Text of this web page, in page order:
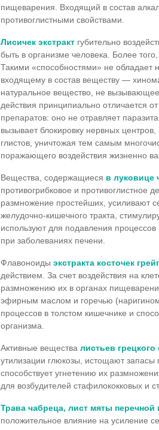
пищеварения. Входящий в состав
противоглистными свойствами.
Лисичек экстракт губительно
быть в организме человека. Более
Такими «способностями» не обладает
входящему в состав веществу —
натуральное вещество, не
действия принципиально отличается
препаратов: оно не отравляет
вызывает блокировку нервных
глистов, уничтожая тем самым
поражающего воздействия жизненно
Вещества, содержащиеся в луковице
противогрибковое и противоглистное
размножение простейших, усиливают
желудочно-кишечного тракта,
используют для подавления
при заболеваниях печени.
Флавоноиды экстракта косточек
действием. За счет воздействия на
размножению их в органах
эфирным маслом и горечью
процессов в толстом кишечнике и
организма.
Активные вещества листьев грецкого
утилизации глюкозы, истощают запасы
способствует угнетению их
для возбудителей стафилококковых и
Трава чабреца, лист мяты перечной
положительное влияние на усиление